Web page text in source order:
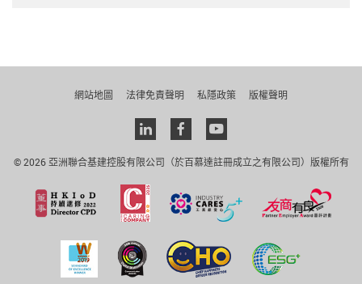
網站地圖 法律免責聲明 私隱政策 版權聲明
Linkedinfacebookyoutube
© 2026 亞洲聯合基建控股有限公司（於百慕達註冊成立之有限公司）版權所有